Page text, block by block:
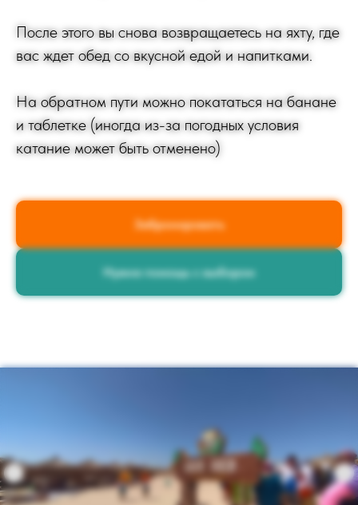
После этого вы снова возвращаетесь на яхту, где
вас ждет обед со вкусной едой и напитками.
На обратном пути можно покататься на банане
и таблетке (иногда из-за погодных условия
катание может быть отменено)
Забронировать
Нужна помощь с выбором